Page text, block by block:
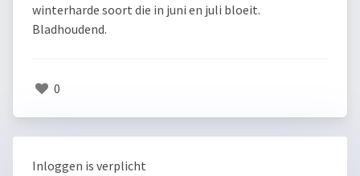
winterharde soort die in juni en juli bloeit.
Bladhoudend.
0
Inloggen is verplicht